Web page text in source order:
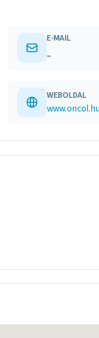
E-MAIL
–
WEBOLDAL
www.oncol.hu